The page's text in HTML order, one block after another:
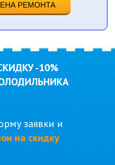
РЕМОНТА
-10%
заявки и
на скидку